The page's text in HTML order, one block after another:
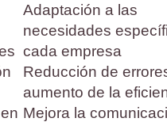
Adaptación a las
necesidades
cada empresa
Reducción de
aumento de la
Mejora la